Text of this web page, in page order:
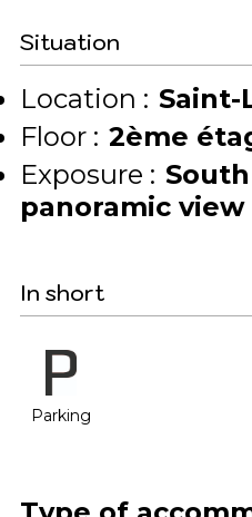
Situation
Location : Saint-
Floor : 2ème
Exposure :
panoramic view
In short
Parking